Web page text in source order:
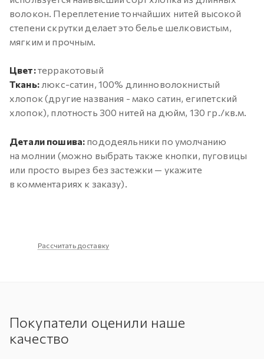
волокон. Переплетение тончайших нитей высокой
степени скрутки делает это белье шелковистым,
мягким и прочным.
Цвет:терракотовый
Ткань:люкс-сатин, 100% длинноволокнистый
хлопок (другие названия - мако сатин, египетский
хлопок), плотность 300 нитей на дюйм, 130 гр./кв.м.
Детали пошива: пододеяльники по умолчанию
на молнии (можно выбрать также кнопки, пуговицы
или просто вырез без застежки — укажите
в комментариях к заказу).
Рассчитать доставку
Покупатели оценили наше
качество